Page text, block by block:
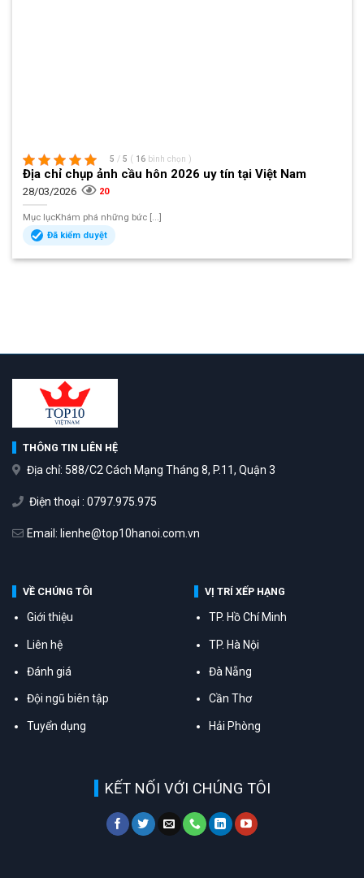
5 / 5 ( 16 bình chọn )
Địa chỉ chụp ảnh cầu hôn 2026 uy tín tại Việt Nam
28/03/2026 20
Mục lụcKhám phá những bức [...]
Đã kiểm duyệt
THÔNG TIN LIÊN HỆ
Địa chỉ: 588/C2 Cách Mạng Tháng 8, P.11, Quận 3
Điện thoại : 0797.975.975
Email: lienhe@top10hanoi.com.vn
VỀ CHÚNG TÔI
Giới thiệu
Liên hệ
Đánh giá
Đội ngũ biên tập
Tuyển dụng
VỊ TRÍ XẾP HẠNG
TP. Hồ Chí Minh
TP. Hà Nội
Đà Nẵng
Cần Thơ
Hải Phòng
KẾT NỐI VỚI CHÚNG TÔI